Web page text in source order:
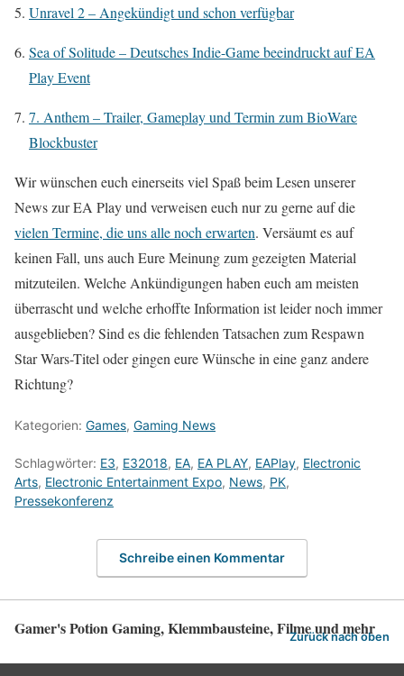
Unravel 2 – Angekündigt und schon verfügbar
Sea of Solitude – Deutsches Indie-Game beeindruckt auf EA
Play Event
7. Anthem – Trailer, Gameplay und Termin zum BioWare
Blockbuster
Wir wünschen euch einerseits viel Spaß beim Lesen unserer
News zur EA Play und verweisen euch nur zu gerne auf die
vielen Termine, die uns alle noch erwarten. Versäumt es auf
keinen Fall, uns auch Eure Meinung zum gezeigten Material
mitzuteilen. Welche Ankündigungen haben euch am meisten
überrascht und welche erhoffte Information ist leider noch immer
ausgeblieben? Sind es die fehlenden Tatsachen zum Respawn
Star Wars-Titel oder gingen eure Wünsche in eine ganz andere
Richtung?
Kategorien: Games, Gaming News
Schlagwörter: E3, E32018, EA, EA PLAY, EAPlay, Electronic
Arts, Electronic Entertainment Expo, News, PK,
Pressekonferenz
Schreibe einen Kommentar
Gamer's Potion Gaming, Klemmbausteine, Filme und mehr
Zurück nach oben